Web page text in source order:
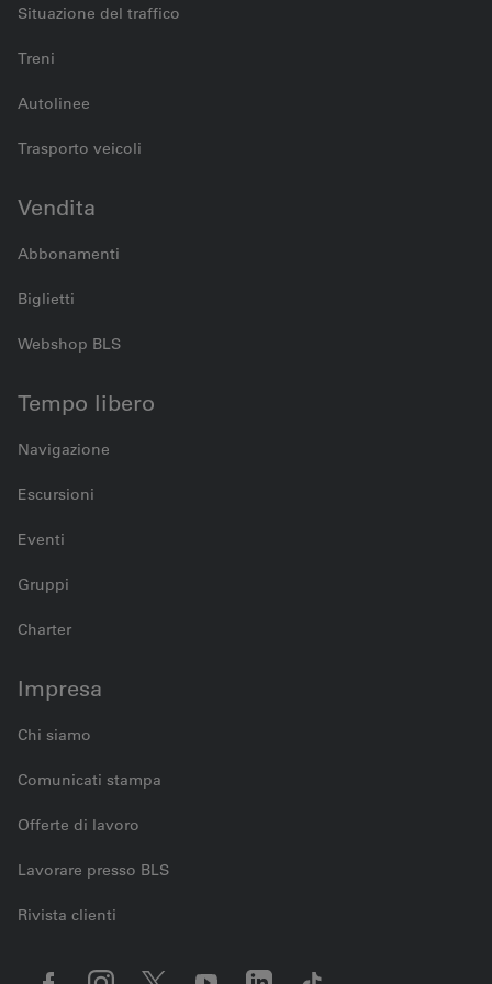
Situazione del traffico
Treni
Autolinee
Trasporto veicoli
Vendita
Abbonamenti
Biglietti
Webshop BLS
Tempo libero
Navigazione
Escursioni
Eventi
Gruppi
Charter
Impresa
Chi siamo
Comunicati stampa
Offerte di lavoro
Lavorare presso BLS
Rivista clienti